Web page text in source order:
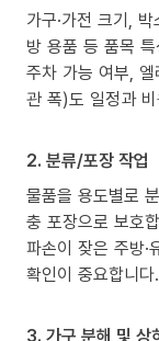
가구·가전 크기,
방 용품 등 품목
주차 가능 여부,
관 폭)도 일정과
2. 분류/포장 작업
물품을 용도별로
충 포장으로 보호
파손이 잦은 주방·
확인이 중요합니다.
3. 가구 분해 및 상